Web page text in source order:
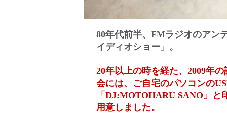
80年代前半、FMラジオのアン
イディオショー」。
20年以上の時を経た、2009年
会には、ご自宅のパソコンの
「DJ:MOTOHARU SANO」と
用意しました。